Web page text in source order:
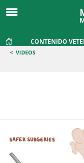
CONTENIDO
< VIDEOS